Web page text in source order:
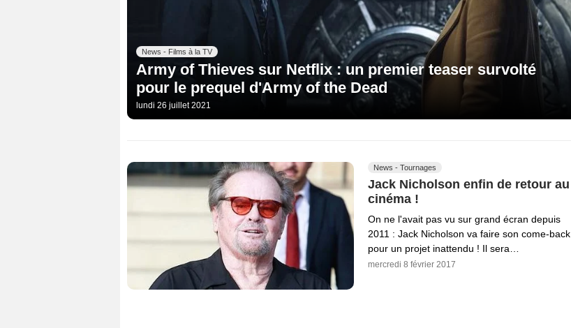
News - Films à la TV
Army of Thieves sur Netflix : un premier teaser survolté
pour le prequel d'Army of the Dead
lundi 26 juillet 2021
News - Tournages
Jack Nicholson enfin de retour au
cinéma !
On ne l'avait pas vu sur grand écran depuis
2011 : Jack Nicholson va faire son come-back
pour un projet inattendu ! Il sera…
mercredi 8 février 2017